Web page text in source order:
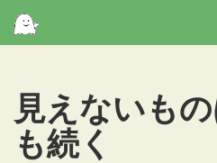
見えないも
も続く